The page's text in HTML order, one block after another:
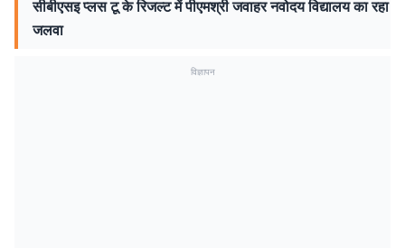
सीबीएसइ प्लस टू के रिजल्ट में पीएमश्री जवाहर नवोदय विद्यालय का रहा
जलवा
विज्ञापन